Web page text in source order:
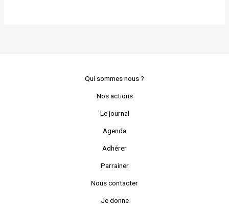
Qui sommes nous ?
Nos actions
Le journal
Agenda
Adhérer
Parrainer
Nous contacter
Je donne